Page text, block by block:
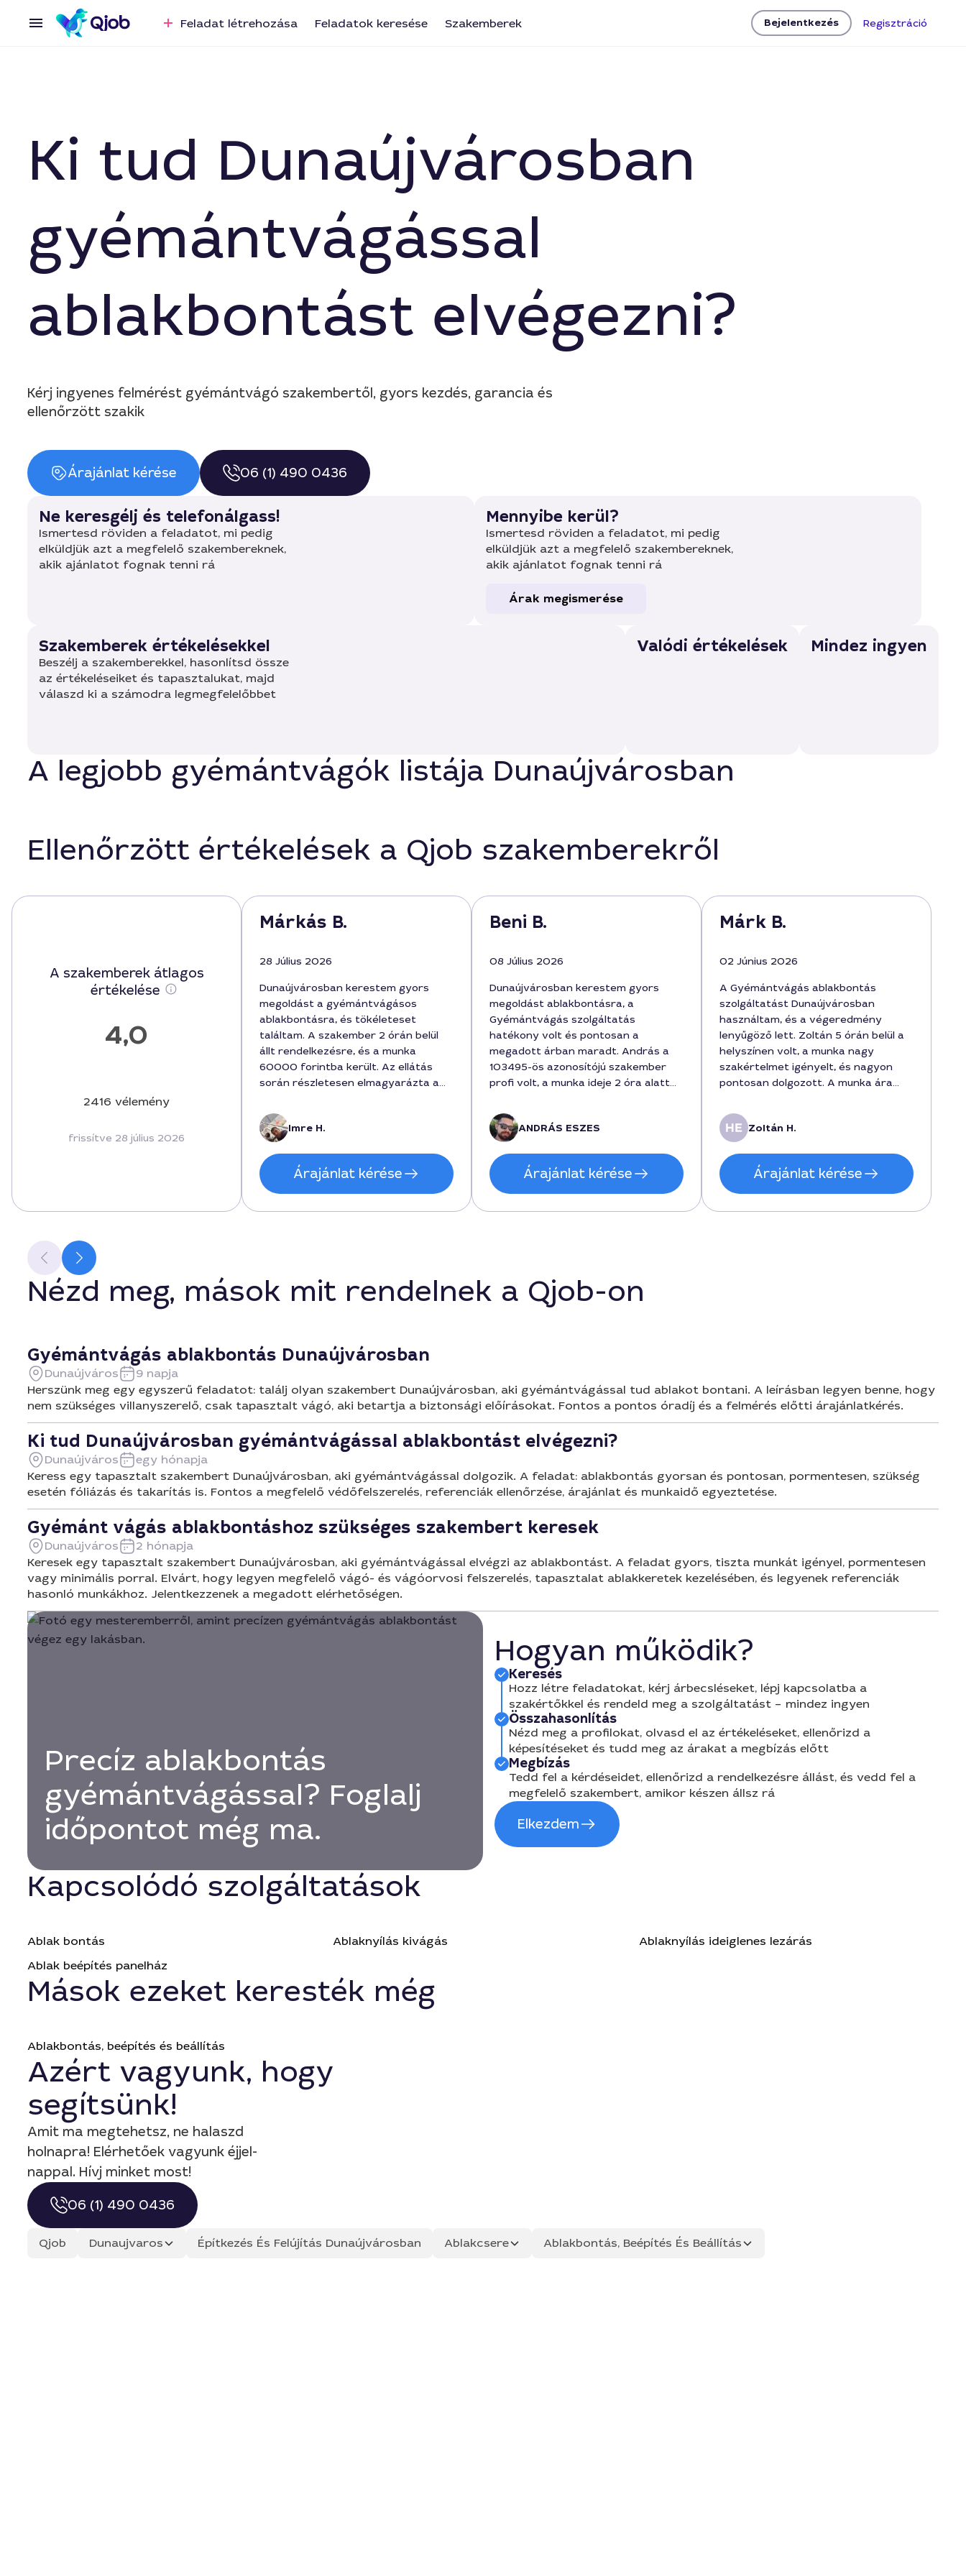
Feladat létrehozása Feladatok keresése Szakemberek Bejelentkezés Regisztráció
Ki tud Dunaújvárosban
gyémántvágással
ablakbontást elvégezni?
Kérj ingyenes felmérést gyémántvágó szakembertől, gyors kezdés, garancia és
ellenőrzött szakik
Árajánlat kérése 06 (1) 490 0436
Ne keresgélj és telefonálgass!
Ismertesd röviden a feladatot, mi pedig
elküldjük azt a megfelelő szakembereknek,
akik ajánlatot fognak tenni rá
Mennyibe kerül?
Ismertesd röviden a feladatot, mi pedig
elküldjük azt a megfelelő szakembereknek,
akik ajánlatot fognak tenni rá
Árak megismerése
Szakemberek értékelésekkel
Beszélj a szakemberekkel, hasonlítsd össze
az értékeléseiket és tapasztalukat, majd
válaszd ki a számodra legmegfelelőbbet
Valódi értékelések Mindez ingyen
A legjobb gyémántvágók listája Dunaújvárosban
Ellenőrzött értékelések a Qjob szakemberekről
A szakemberek átlagos
értékelése
4,0
2416 vélemény
frissítve 28 július 2026
Márkás B.
28 Július 2026
Dunaújvárosban kerestem gyors
megoldást a gyémántvágásos
ablakbontásra, és tökéleteset
találtam. A szakember 2 órán belül
állt rendelkezésre, és a munka
60000 forintba került. Az ellátás
során részletesen elmagyarázta a
professzionalizmus, a precizitás és a
tisztaság, ami külön kiemelendő. Az
ablakok széle minimálisan sem sérült,
a végeredmény sima felületű,
esztétikus.
Imre H.
Árajánlat kérése
Beni B.
08 Július 2026
Dunaújvárosban kerestem gyors
megoldást ablakbontásra, a
Gyémántvágás szolgáltatás
hatékony volt és pontosan a
megadott árban maradt. András a
103495-ös azonosítójú szakember
profi volt, a munka ideje 2 óra alatt
ablakkeretet szakszerűen
megőrizték, a helyiség tiszta maradt,
a kommunikáció gördülékeny volt.
Ajánlott szolgáltatás a házhoz jövő
felméréssel együtt, ha valaki
Dunaújvárosban gondolkodik
gyémántvágásos ablakbontásról.
ANDRÁS ESZES
Árajánlat kérése
Márk B.
02 Június 2026
A Gyémántvágás ablakbontás
szolgáltatást Dunaújvárosban
használtam, és a végeredmény
lenyűgöző lett. Zoltán 5 órán belül a
helyszínen volt, a munka nagy
szakértelmet igényelt, és nagyon
pontosan dolgozott. A munka ára
minőséget, mert az ablakkörív
tökéletesen illeszkedik az új
dekorhoz. A szolgáltatás során a
szakember figyelmes volt, és
részletesen elmagyarázta a
lépéseket.
Zoltán H.
Árajánlat kérése
Nézd meg, mások mit rendelnek a Qjob-on
Gyémántvágás ablakbontás Dunaújvárosban
Dunaújváros
9 napja
Herszünk meg egy egyszerű feladatot: találj olyan szakembert Dunaújvárosban, aki gyémántvágással tud ablakot bontani. A leírásban legyen benne, hogy
nem szükséges villanyszerelő, csak tapasztalt vágó, aki betartja a biztonsági előírásokat. Fontos a pontos óradíj és a felmérés előtti árajánlatkérés.
Ki tud Dunaújvárosban gyémántvágással ablakbontást elvégezni?
Dunaújváros
egy hónapja
Keress egy tapasztalt szakembert Dunaújvárosban, aki gyémántvágással dolgozik. A feladat: ablakbontás gyorsan és pontosan, pormentesen, szükség
esetén fóliázás és takarítás is. Fontos a megfelelő védőfelszerelés, referenciák ellenőrzése, árajánlat és munkaidő egyeztetése.
Gyémánt vágás ablakbontáshoz szükséges szakembert keresek
Dunaújváros
2 hónapja
Keresek egy tapasztalt szakembert Dunaújvárosban, aki gyémántvágással elvégzi az ablakbontást. A feladat gyors, tiszta munkát igényel, pormentesen
vagy minimális porral. Elvárt, hogy legyen megfelelő vágó- és vágóorvosi felszerelés, tapasztalat ablakkeretek kezelésében, és legyenek referenciák
hasonló munkákhoz. Jelentkezzenek a megadott elérhetőségen.
Precíz ablakbontás
gyémántvágással? Foglalj
időpontot még ma.
Hogyan működik?
Keresés
Hozz létre feladatokat, kérj árbecsléseket, lépj kapcsolatba a
szakértőkkel és rendeld meg a szolgáltatást – mindez ingyen
Összahasonlítás
Nézd meg a profilokat, olvasd el az értékeléseket, ellenőrizd a
képesítéseket és tudd meg az árakat a megbízás előtt
Megbízás
Tedd fel a kérdéseidet, ellenőrizd a rendelkezésre állást, és vedd fel a
megfelelő szakembert, amikor készen állsz rá
Elkezdem
Kapcsolódó szolgáltatások
Ablak bontás Ablaknyílás kivágás
Ablaknyílás ideiglenes lezárás
Ablak beépítés panelház
Mások ezeket keresték még
Ablakbontás, beépítés és beállítás
Azért vagyunk, hogy
segítsünk!
Amit ma megtehetsz, ne halaszd
holnapra! Elérhetőek vagyunk éjjel-
nappal. Hívj minket most!
06 (1) 490 0436
Qjob Dunaujvaros Építkezés És Felújítás Dunaújvárosban Ablakcsere Ablakbontás, Beépítés És Beállítás